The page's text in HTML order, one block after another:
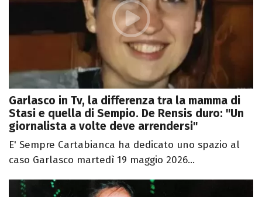
Garlasco in Tv, la differenza tra la mamma di
Stasi e quella di Sempio. De Rensis duro: "Un
giornalista a volte deve arrendersi"
E' Sempre Cartabianca ha dedicato uno spazio al
caso Garlasco martedì 19 maggio 2026...